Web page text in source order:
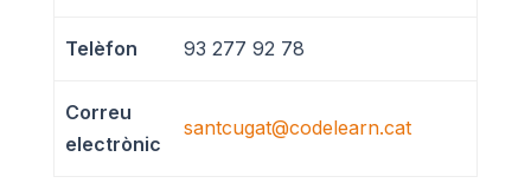
Telèfon 93 277 92 78
Correu
electrònic
santcugat@codelearn.cat